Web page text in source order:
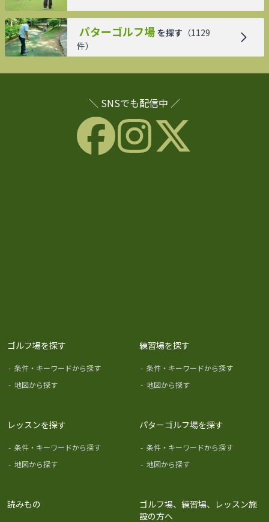
パターゴルフ場 を探す （1129
件）
＼ SNSでも配信中 ／
ゴルフ場を探す
- 条件・キーワードから探す
- 地図から探す
練習場を探す
- 条件・キーワードから探す
- 地図から探す
レッスンを探す
- 条件・キーワードから探す
- 地図から探す
パターゴルフ場を探す
- 条件・キーワードから探す
- 地図から探す
読みもの
ゴルフ場、練習場、レッスン施
設の方へ